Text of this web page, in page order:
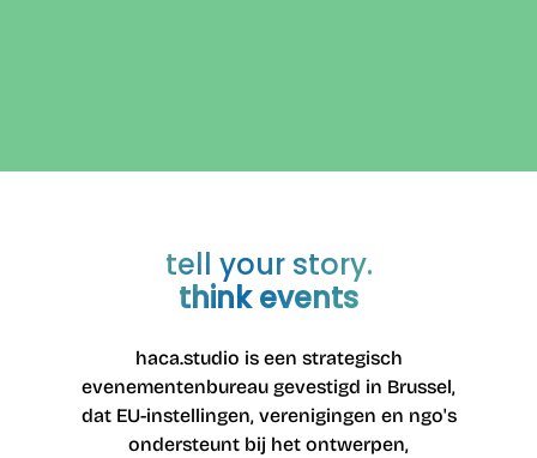
tell your story.
think events
haca.studio is een strategisch
evenementenbureau gevestigd in Brussel,
dat EU-instellingen, verenigingen en ngo's
ondersteunt bij het ontwerpen,